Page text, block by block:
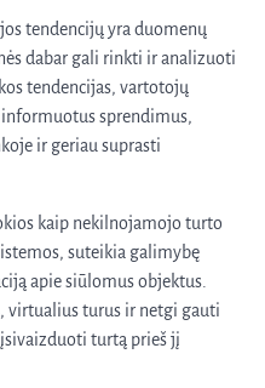
tendencijų yra duomenų
dabar gali rinkti ir analizuoti
tendencijas, vartotojų
sprendimus,
ir geriau suprasti
kaip nekilnojamojo turto
suteikia galimybę
apie siūlomus objektus.
virtualius turus ir netgi gauti
turtą prieš jį